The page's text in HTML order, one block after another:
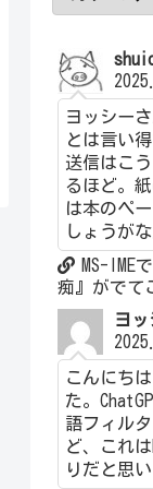
ヨッシー
とは言い
送信はこ
るほど。
は本のペ
しょうが
MS-IME
痴』がでて
ヨッ
こんにち
た。
語フィル
ど、これ
りだと思